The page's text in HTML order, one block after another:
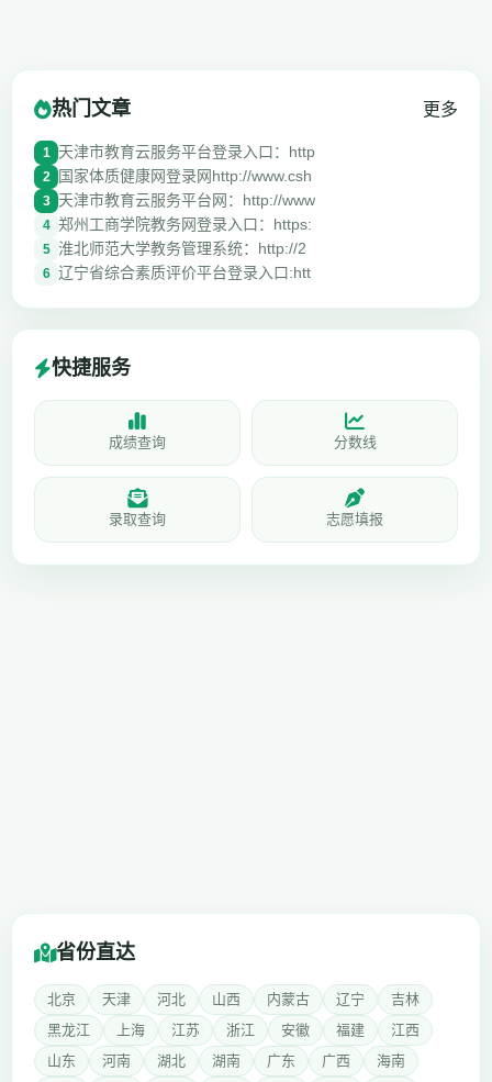
热门文章 更多
1 天津市教育云服务平台登录入口：http
2 国家体质健康网登录网http://www.csh
3 天津市教育云服务平台网：http://www
4 郑州工商学院教务网登录入口：https:
5 淮北师范大学教务管理系统：http://2
6 辽宁省综合素质评价平台登录入口:htt
快捷服务
成绩查询 分数线
录取查询 志愿填报
省份直达
北京 天津 河北 山西 内蒙古 辽宁
吉林
黑龙江
上海 江苏 浙江 安徽 福建
江西
山东
河南 湖北 湖南 广东 广西
海南